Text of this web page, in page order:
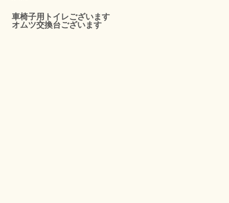
車椅子用トイレございます
オムツ交換台ございます